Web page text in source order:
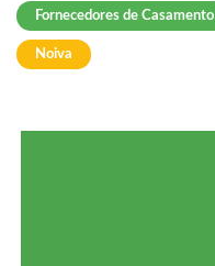
Fornecedores de Casamento
Noiva